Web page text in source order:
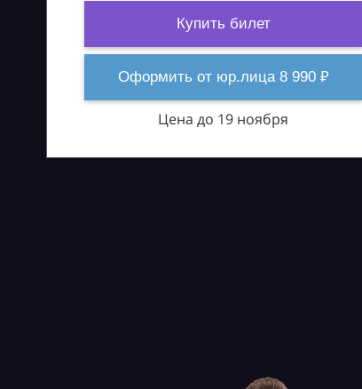
Купить билет
Оформить от юр.лица 8 990 ₽
Цена до 19 ноября